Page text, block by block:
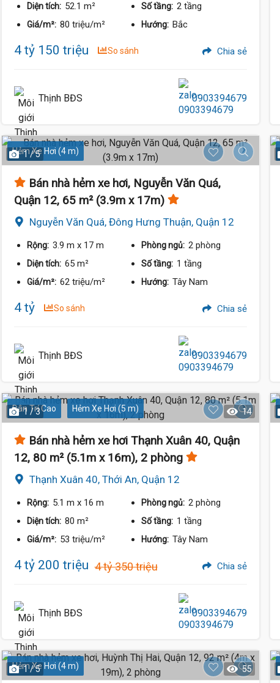
Diện tích: 52.1 m² Số tầng: 2 tầng
Giá/m²: 80 triệu/m² Hướng: Bắc
4 tỷ 150 triệu So sánh Chia sẻ
Thịnh BĐS 0903394679
Hẻm Xe Hơi (4 m)
1 / 5
Bán nhà hẻm xe hơi, Nguyễn Văn Quá,
Quận 12, 65 m² (3.9m x 17m)
Nguyễn Văn Quá, Đông Hưng Thuận, Quận 12
Rộng: 3.9 m x 17 m Phòng ngủ: 2 phòng
Diện tích: 65 m² Số tầng: 1 tầng
Giá/m²: 62 triệu/m² Hướng: Tây Nam
4 tỷ So sánh Chia sẻ
Thịnh BĐS 0903394679
Dân Trí Cao Hẻm Xe Hơi (5 m)
1 / 3 14
Bán nhà hẻm xe hơi Thạnh Xuân 40, Quận
12, 80 m² (5.1m x 16m), 2 phòng
Thạnh Xuân 40, Thới An, Quận 12
Rộng: 5.1 m x 16 m Phòng ngủ: 2 phòng
Diện tích: 80 m² Số tầng: 1 tầng
Giá/m²: 53 triệu/m² Hướng: Tây Nam
4 tỷ 200 triệu 4 tỷ 350 triệu Chia sẻ
Thịnh BĐS 0903394679
Hẻm Xe Hơi (4 m)
1 / 5 55